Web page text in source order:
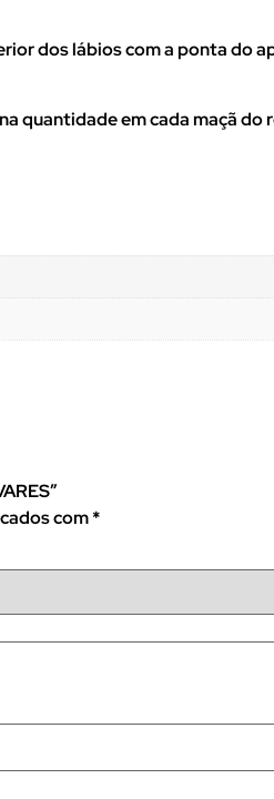
dos lábios com a ponta do
quantidade em cada maçã do
com*